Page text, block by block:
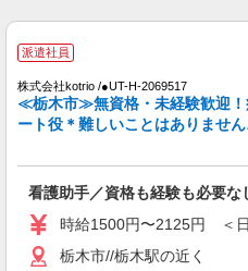
日研トータルソーシング株式会社
ィス【看護助手】
看護助手（ナ
時給1,180円
栃木県栃木
駅
キープ
派遣社員
株式会社kotrio /●UT-H-2069517
≪栃木市≫無資格・未経験歓迎！
ート役＊難しいことはありません
看護助手／資格も経験も必要
時給1500円〜2125円 ＜
栃木市//栃木駅の近く